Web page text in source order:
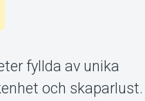
fyllda av unika
och skaparlust.